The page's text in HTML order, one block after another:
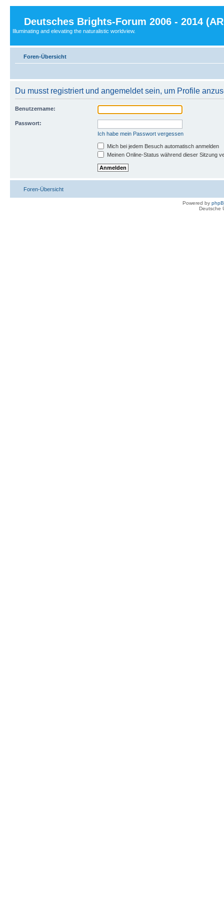
Deutsches Brights-Forum 2006 - 2014
Illuminating and elevating the naturalistic worldview.
Foren-Übersicht
Du musst registriert und angemeldet sein, um Profile
Benutzername:
Passwort:
Ich habe mein Passwort vergessen
Mich bei jedem Besuch automatisch anmelden
Meinen Online-Status während dieser Sitzung
Foren-Übersicht
Powered by
Deutsche